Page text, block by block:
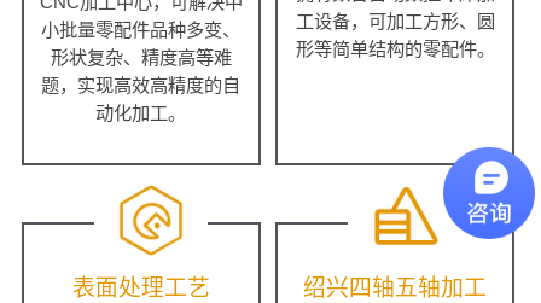
小批量零配件品种多变、
形状复杂、精度高等难
题，实现高效高精度的自
动化加工。
工设备，可加工方形、圆
形等简单结构的零配件。
表面处理工艺 绍兴四轴五轴加工